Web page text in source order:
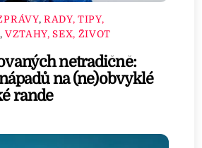
, RADY, TIPY,
, VZTAHY, SEX, ŽIVOT
netradičně:
na (ne)obvyklé
rande